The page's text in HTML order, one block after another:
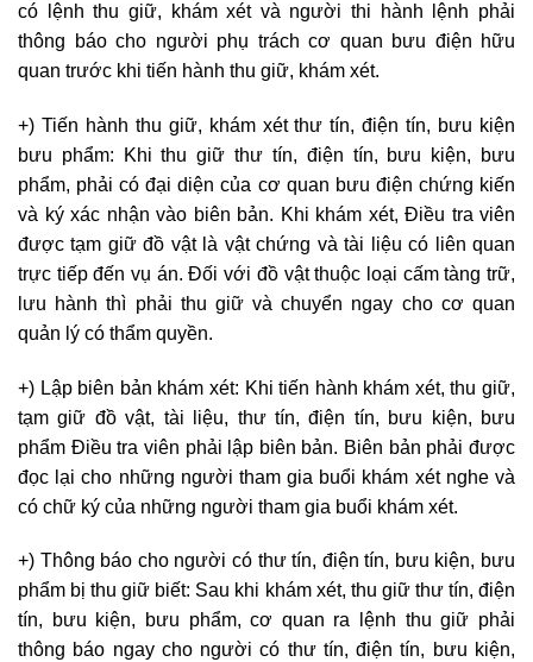
có lệnh thu giữ, khám xét và người thi hành lệnh phải
thông báo cho người phụ trách cơ quan bưu điện hữu
quan trước khi tiến hành thu giữ, khám xét.
+) Tiến hành thu giữ, khám xét thư tín, điện tín, bưu kiện
bưu phẩm: Khi thu giữ thư tín, điện tín, bưu kiện, bưu
phẩm, phải có đại diện của cơ quan bưu điện chứng kiến
và ký xác nhận vào biên bản. Khi khám xét, Điều tra viên
được tạm giữ đồ vật là vật chứng và tài liệu có liên quan
trực tiếp đến vụ án. Đối với đồ vật thuộc loại cấm tàng trữ,
lưu hành thì phải thu giữ và chuyển ngay cho cơ quan
quản lý có thẩm quyền.
+) Lập biên bản khám xét: Khi tiến hành khám xét, thu giữ,
tạm giữ đồ vật, tài liệu, thư tín, điện tín, bưu kiện, bưu
phẩm Điều tra viên phải lập biên bản. Biên bản phải được
đọc lại cho những người tham gia buổi khám xét nghe và
có chữ ký của những người tham gia buổi khám xét.
+) Thông báo cho người có thư tín, điện tín, bưu kiện, bưu
phẩm bị thu giữ biết: Sau khi khám xét, thu giữ thư tín, điện
tín, bưu kiện, bưu phẩm, cơ quan ra lệnh thu giữ phải
thông báo ngay cho người có thư tín, điện tín, bưu kiện,